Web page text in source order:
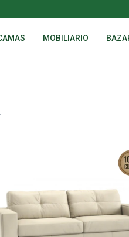
MOBILIARIO